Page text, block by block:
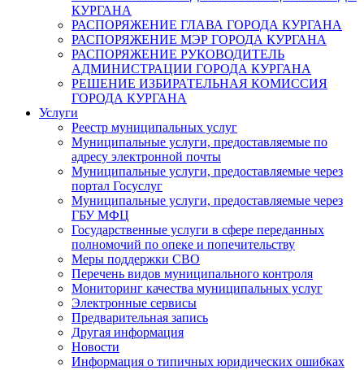
КУРГАНА
РАСПОРЯЖЕНИЕ ГЛАВА ГОРОДА КУРГАНА
РАСПОРЯЖЕНИЕ МЭР ГОРОДА КУРГАНА
РАСПОРЯЖЕНИЕ РУКОВОДИТЕЛЬ
АДМИНИСТРАЦИИ ГОРОДА КУРГАНА
РЕШЕНИЕ ИЗБИРАТЕЛЬНАЯ КОМИССИЯ
ГОРОДА КУРГАНА
Услуги
Реестр муниципальных услуг
Муниципальные услуги, предоставляемые по
адресу электронной почты
Муниципальные услуги, предоставляемые через
портал Госуслуг
Муниципальные услуги, предоставляемые через
ГБУ МФЦ
Государственные услуги в сфере переданных
полномочий по опеке и попечительству
Меры поддержки СВО
Перечень видов муниципального контроля
Мониторинг качества муниципальных услуг
Электронные сервисы
Предварительная запись
Другая информация
Новости
Информация о типичных юридических ошибках